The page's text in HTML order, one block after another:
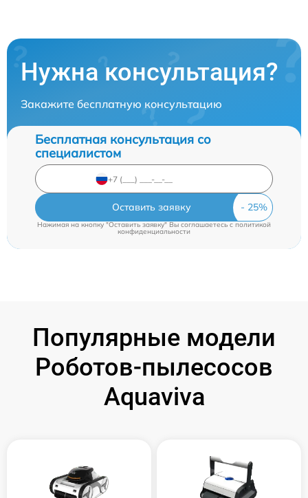
Нужна консультация?
Закажите бесплатную консультацию
Бесплатная консультация со
специалистом
Оставить заявку
Нажимая на кнопку "Оставить заявку" Вы соглашаетесь c политикой
конфиденциальности
Популярные модели
Роботов-пылесосов
Aquaviva